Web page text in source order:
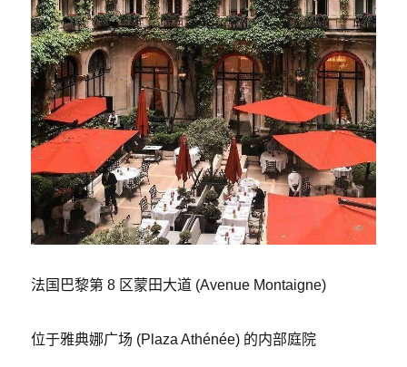
法国巴黎第 8 区蒙田大道 (Avenue Montaigne)
位于雅典娜广场 (Plaza Athénée) 的内部庭院